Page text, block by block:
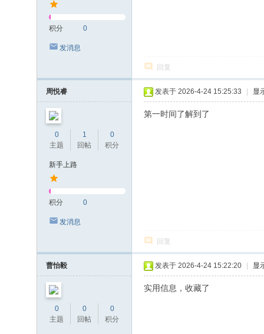
积分 0
发消息
回复
周悦睿
0
主题
1
回帖
0
积分
新手上路
积分 0
发消息
发表于 2026-4-24 15:25:33 显
第一时间了解到了
回复
曹怡毅
0
主题
0
回帖
0
积分
发表于 2026-4-24 15:22:20 显
实用信息，收藏了